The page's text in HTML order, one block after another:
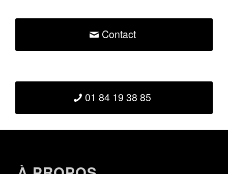
Contact
01 84 19 38 85